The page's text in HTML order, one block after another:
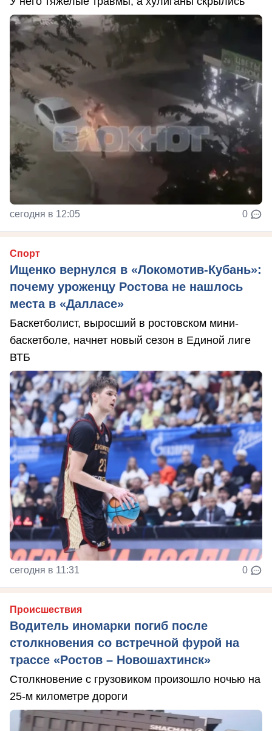
сегодня в 12:05 0
Спорт
Ищенко вернулся в «Локомотив-Кубань»:
почему уроженцу Ростова не нашлось
места в «Далласе»
Баскетболист, выросший в ростовском мини-
баскетболе, начнет новый сезон в Единой лиге
ВТБ
сегодня в 11:31 0
Происшествия
Водитель иномарки погиб после
столкновения со встречной фурой на
трассе «Ростов – Новошахтинск»
Столкновение с грузовиком произошло ночью на
25-м километре дороги